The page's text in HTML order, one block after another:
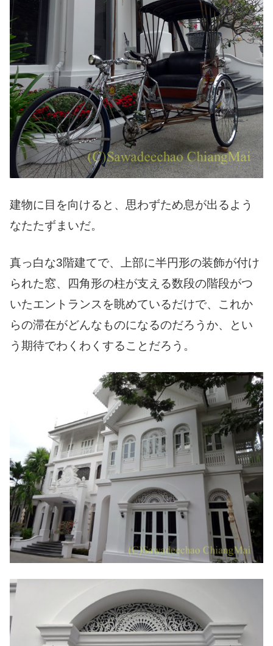
建物に目を向けると、思わずため息が出るよう
なたたずまいだ。
真っ白な3階建てで、上部に半円形の装飾が付け
られた窓、四角形の柱が支える数段の階段がつ
いたエントランスを眺めているだけで、これか
らの滞在がどんなものになるのだろうか、とい
う期待でわくわくすることだろう。